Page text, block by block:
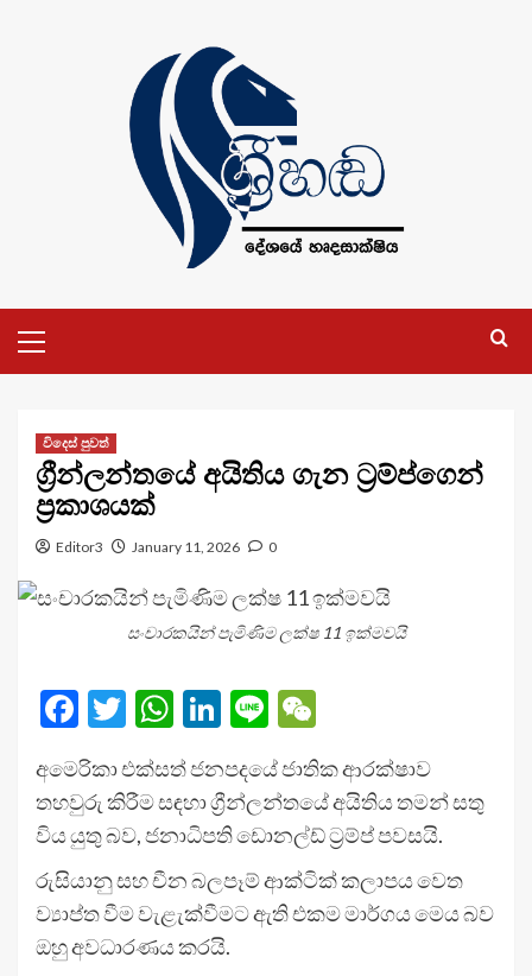
Menu
විදෙස් පුවත්
ග්‍රීන්ලන්තයේ අයිතිය ගැන ට්‍රම්ප්ගෙන්
ප්‍රකාශයක්
Editor3 January 11, 2026 0
සංචාරකයින් පැමිණිම ලක්ෂ 11 ඉක්මවයි
Facebook
Twitter
WhatsApp
LinkedIn
Line
අමෙරිකා එක්සත් ජනපදයේ ජාතික ආරක්ෂාව
තහවුරු කිරීම සඳහා ග්‍රීන්ලන්තයේ අයිතිය තමන් සතු
විය යුතු බව, ජනාධිපති ඩොනල්ඩ් ට්‍රම්ප් පවසයි.
රුසියානු සහ චීන බලපෑම් ආක්ටික් කලාපය වෙත
ව්‍යාප්ත වීම වැළැක්වීමට ඇති එකම මාර්ගය මෙය බව
ඔහු අවධාරණය කරයි.